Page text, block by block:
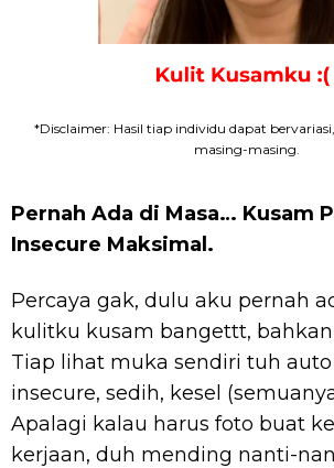
*Disclaimer: Hasil tiap individu dapat
masing-masing.
Pernah Ada di Masa… Kusam
Insecure Maksimal.
Percaya gak, dulu aku pernah
kulitku kusam bangettt,
Tiap lihat muka sendiri tuh
insecure, sedih, kesel
Apalagi kalau harus foto buat
kerjaan, duh mending nanti-